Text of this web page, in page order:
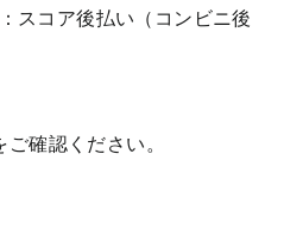
スコア後払い（コンビニ後
ご確認ください。